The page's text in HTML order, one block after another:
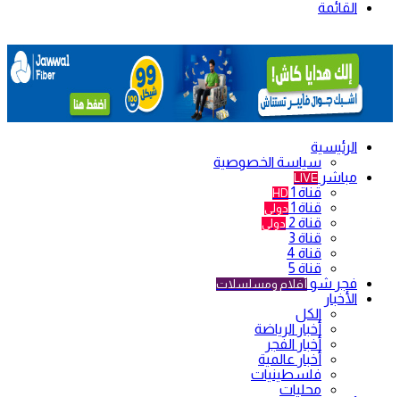
القائمة
الرئيسية
سياسة الخصوصية
مباشر LIVE
قناة 1 HD
قناة 1 دولي
قناة 2 دولي
قناة 3
قناة 4
قناة 5
فجر شو أفلام ومسلسلات
الأخبار
الكل
أخبار الرياضة
أخبار الفجر
أخبار عالمية
فلسطينيات
محليات